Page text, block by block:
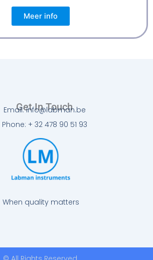
Meer info
When quality matters
Get In Touch
Email: info@labman.be
Phone: + 32 478 90 51 93